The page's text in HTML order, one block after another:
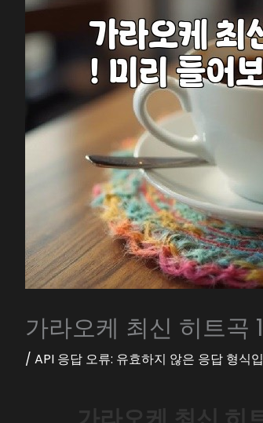
가라오케 최신 히트곡
/ API 응답 오류: 유효하지 않은 응답 형식